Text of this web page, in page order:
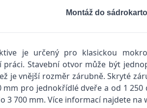
Montáž do
je určený pro klasickou
Stavební otvor může být
je vnější rozměr zárubně. Skryté
pro jednokřídlé dveře a od 1
3 700 mm. Více informací najdete na